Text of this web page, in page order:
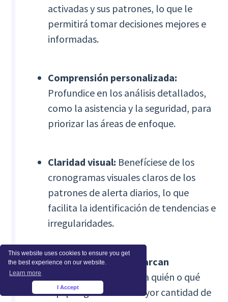
This website uses cookies to ensure you get
the best experience on our website.
Learn more
I Accept
activadas y sus patrones, lo que le
permitirá tomar decisiones mejores e
informadas.
Comprensión personalizada:
Profundice en los análisis detallados,
como la asistencia y la seguridad, para
priorizar las áreas de enfoque.
Claridad visual: Benefíciese de los
cronogramas visuales claros de los
patrones de alerta diarios, lo que
facilita la identificación de tendencias e
irregularidades.
Descubre a los que marcan
Comprenda quién o qué
equipos generan la mayor cantidad de